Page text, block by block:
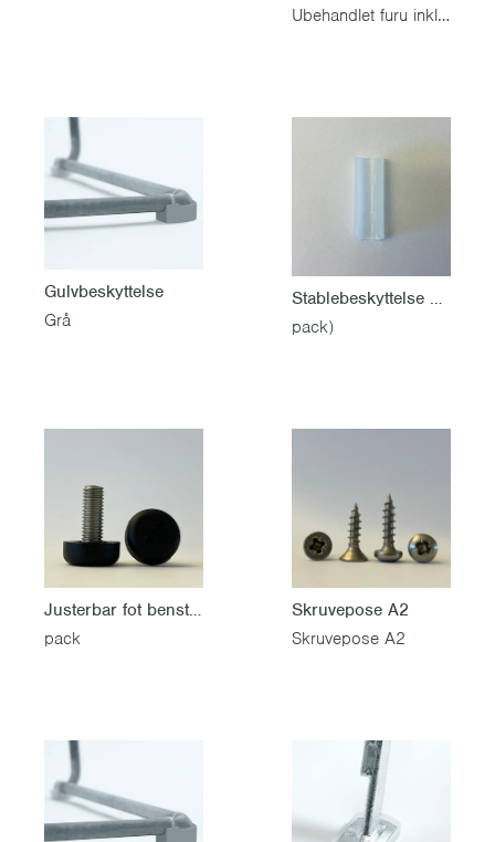
Ubehandlet furu inkl. rustfri skruesett
Gulvbeskyttelse
Grå
Stablebeskyttelse hvit Ø16mm (4
pack)
Justerbar fot benstativ M8 4
pack
Skruvepose A2
Skruvepose A2